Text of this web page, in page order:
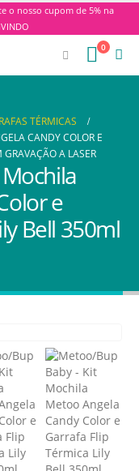
o nosso cupom de 5% na
0
TÉRMICAS
CANDY COLOR E
A LASER
e
Bell 350ml